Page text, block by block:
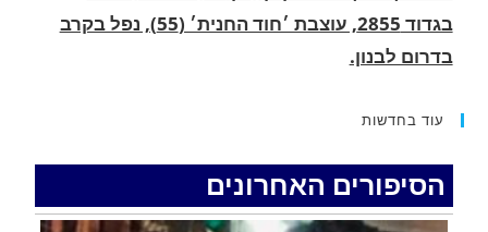
החופשה המשפחתית שהפכה למסע גניבות: הוגשו
למסע גניבות באילת.
האדמה רועדת- סדרת רעידות אדמה בחצי האי סיני
עוד בחדשות
הסיפורים האחרונים